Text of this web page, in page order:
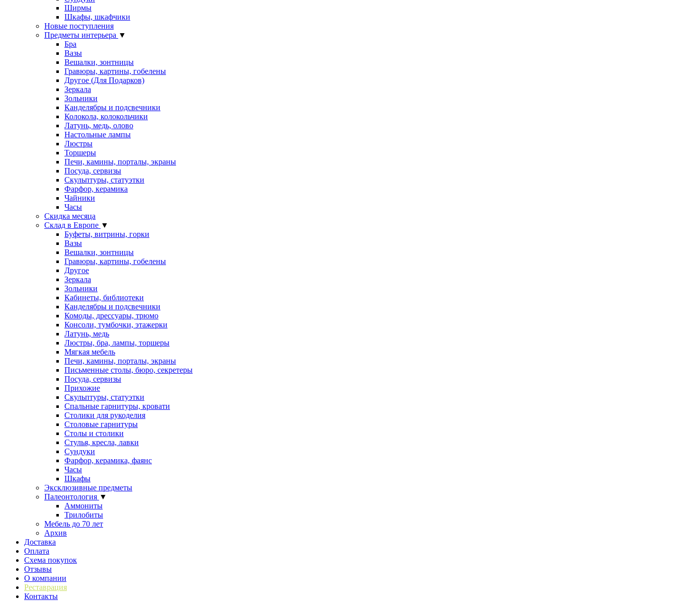
Ширмы
Шкафы, шкафчики
Новые поступления
Предметы интерьера ▼
Бра
Вазы
Вешалки, зонтницы
Гравюры, картины, гобелены
Другое (Для Подарков)
Зеркала
Зольники
Канделябры и подсвечники
Колокола, колокольчики
Латунь, медь, олово
Настольные лампы
Люстры
Торшеры
Печи, камины, порталы, экраны
Посуда, сервизы
Скульптуры, статуэтки
Фарфор, керамика
Чайники
Часы
Скидка месяца
Склад в Европе ▼
Буфеты, витрины, горки
Вазы
Вешалки, зонтницы
Гравюры, картины, гобелены
Другое
Зеркала
Зольники
Кабинеты, библиотеки
Канделябры и подсвечники
Комоды, дрессуары, трюмо
Консоли, тумбочки, этажерки
Латунь, медь
Люстры, бра, лампы, торшеры
Мягкая мебель
Печи, камины, порталы, экраны
Письменные столы, бюро, секретеры
Посуда, сервизы
Прихожие
Скульптуры, статуэтки
Спальные гарнитуры, кровати
Столики для рукоделия
Столовые гарнитуры
Столы и столики
Стулья, кресла, лавки
Сундуки
Фарфор, керамика, фаянс
Часы
Шкафы
Эксклюзивные предметы
Палеонтология ▼
Аммониты
Трилобиты
Мебель до 70 лет
Архив
Доставка
Оплата
Схема покупок
Отзывы
О компании
Реставрация
Контакты